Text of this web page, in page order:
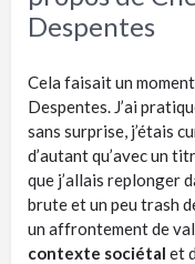
Despentes
Cela faisait un
Despentes. J’ai
sans surprise, j’étais
d’autant qu’avec un
que j’allais replonger
brute et un peu trash
un affrontement de
contexte sociétal et